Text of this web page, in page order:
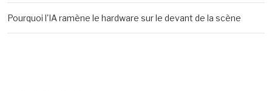
Pourquoi l'IA ramène le hardware sur le devant de la scène